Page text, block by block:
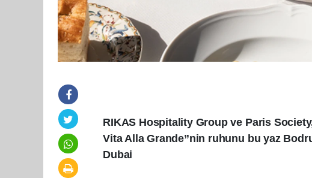
RIKAS Hospitality Group ve Paris
Vita Alla Grande”nin ruhunu bu yaz
Dubai